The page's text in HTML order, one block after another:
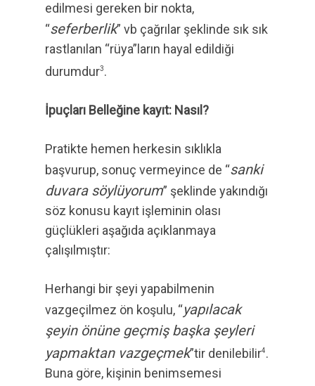
edilmesi gereken bir nokta,
“seferberlik” vb çağrılar şeklinde sık sık
rastlanılan “rüya”ların hayal edildiği
durumdur3.
İpuçları Belleğine kayıt: Nasıl?
Pratikte hemen herkesin sıklıkla
başvurup, sonuç vermeyince de “sanki
duvara söylüyorum” şeklinde yakındığı
söz konusu kayıt işleminin olası
güçlükleri aşağıda açıklanmaya
çalışılmıştır:
Herhangi bir şeyi yapabilmenin
vazgeçilmez ön koşulu, “yapılacak
şeyin önüne geçmiş başka şeyleri
yapmaktan vazgeçmek”tir denilebilir4.
Buna göre, kişinin benimsemesi